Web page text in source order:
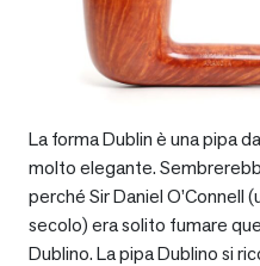
La forma Dublin è una pipa
molto elegante.
perché Sir Daniel O’Connell
secolo) era solito fumare
Dublino. La pipa Dublino si